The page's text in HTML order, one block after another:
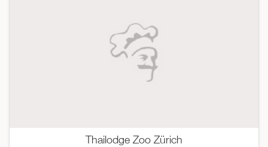
Thailodge Zoo Zürich